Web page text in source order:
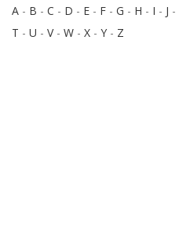
A - B - C - D - E - F - G - H - I - J -
T - U - V- W - X - Y - Z